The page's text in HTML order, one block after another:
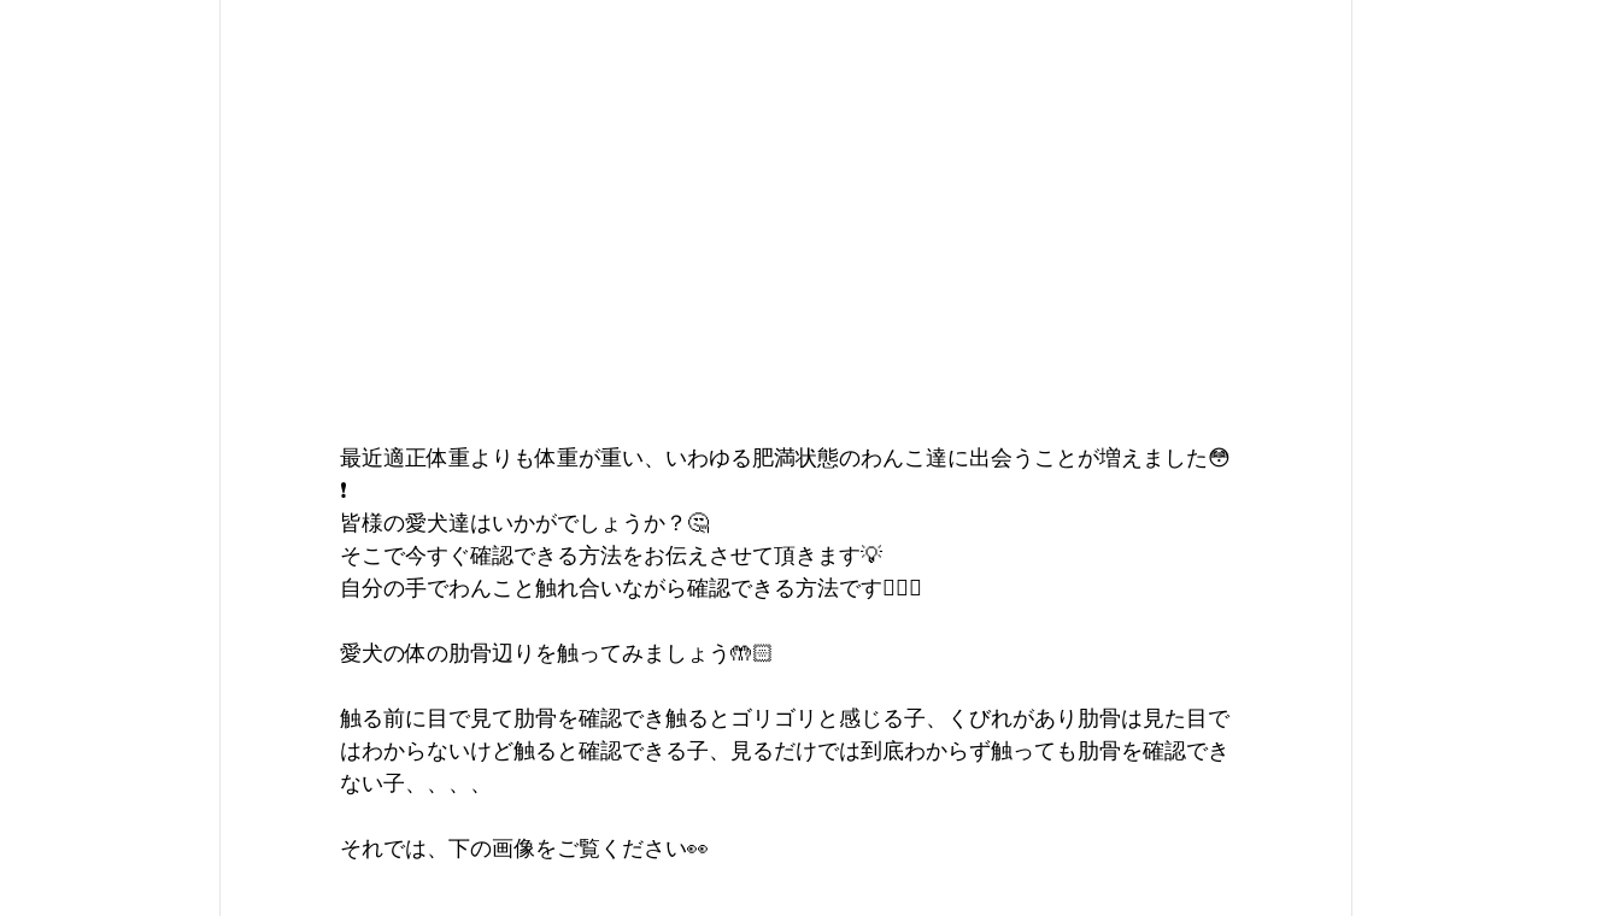
最近適正体重よりも体重が重い、いわゆる肥満状態のわんこ達に出会うことが増えました😳
❗️
皆様の愛犬達はいかがでしょうか？🤔
そこで今すぐ確認できる方法をお伝えさせて頂きます💡
自分の手でわんこと触れ合いながら確認できる方法です🙆🏻‍♀️
愛犬の体の肋骨辺りを触ってみましょう🤲🏻
触る前に目で見て肋骨を確認でき触るとゴリゴリと感じる子、くびれがあり肋骨は見た目で
はわからないけど触ると確認できる子、見るだけでは到底わからず触っても肋骨を確認でき
ない子、、、、
それでは、下の画像をご覧ください👀